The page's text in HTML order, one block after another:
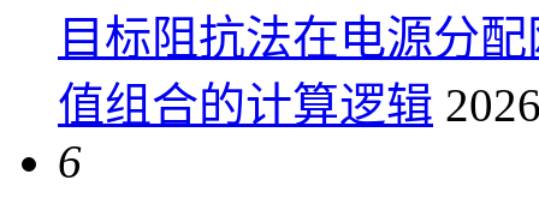
目标阻抗法在电源分
值组合的计算逻辑
6